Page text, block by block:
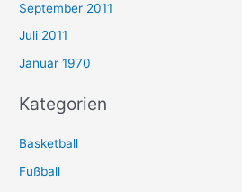
September 2011
Juli 2011
Januar 1970
Kategorien
Basketball
Fußball